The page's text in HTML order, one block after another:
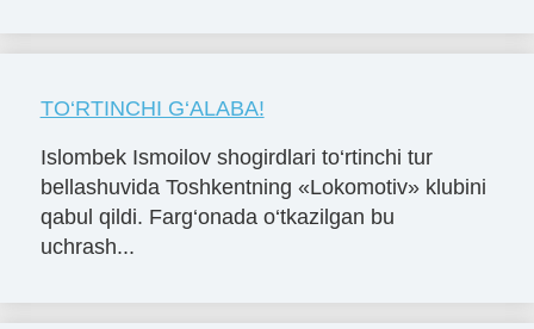
TO‘RTINCHI G‘ALABA!
Islombek Ismoilov shogirdlari to‘rtinchi tur
bellashuvida Toshkentning «Lokomotiv» klubini
qabul qildi. Farg‘onada o‘tkazilgan bu
uchrash...